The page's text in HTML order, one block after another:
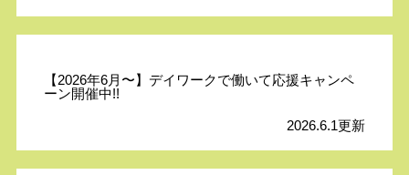
【2026年6月〜】デイワークで働いて応援キャンペ
ーン開催中!!
2026.6.1更新